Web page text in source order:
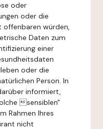
oder
oder die
offenbaren würden,
Daten zum
einer
oder die
Person. In
informiert,
sensiblen"
Rahmen Ihres
nicht